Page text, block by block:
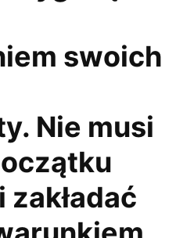
swoich
Nie musi